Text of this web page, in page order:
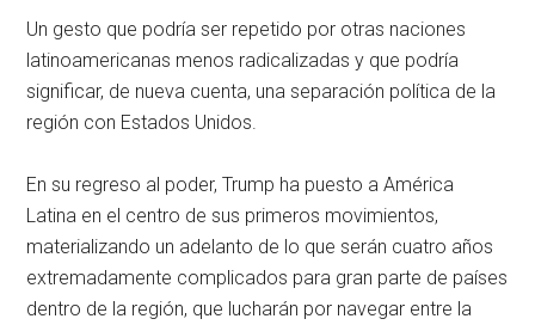
Un gesto que podría ser repetido por otras naciones
latinoamericanas menos radicalizadas y que podría
significar, de nueva cuenta, una separación política de la
región con Estados Unidos.
En su regreso al poder, Trump ha puesto a América
Latina en el centro de sus primeros movimientos,
materializando un adelanto de lo que serán cuatro años
extremadamente complicados para gran parte de países
dentro de la región, que lucharán por navegar entre la